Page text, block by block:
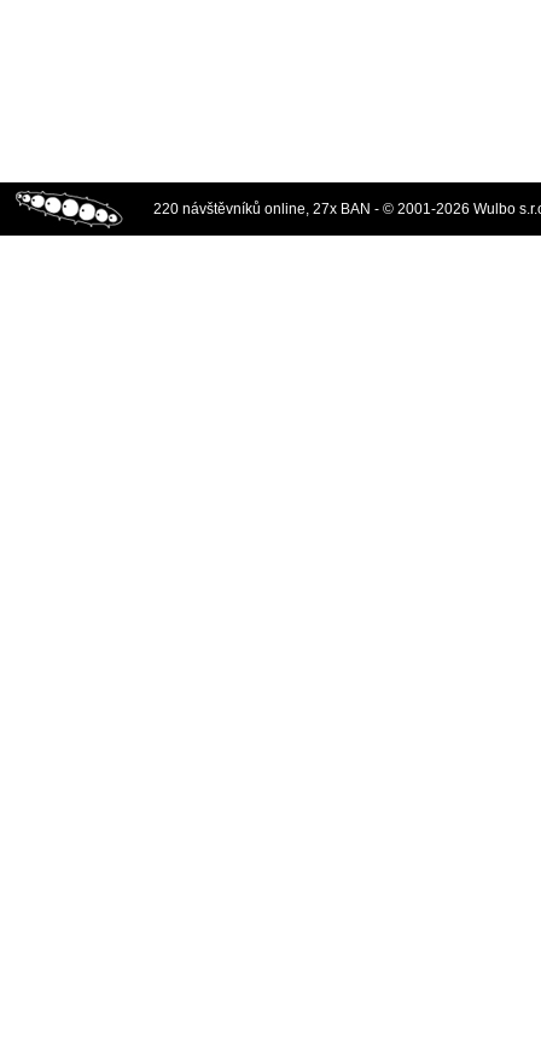
220 návštěvníků online, 27x BAN - © 2001-2026 Wulbo